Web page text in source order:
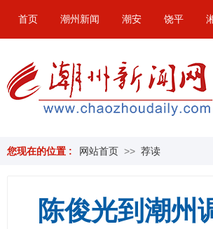
首页 潮州新闻 潮安 饶平
您现在的位置 : 网站首页 >> 荐读
陈俊光到潮州